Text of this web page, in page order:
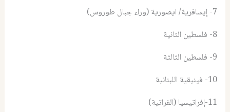
7- إيسافرية/ ايصورية (وراء جبال طوروس)
8- فلسطين الثانية
9- فلسطين الثالثة
10- فينيقية اللبنانية
11-إفراتيسيا (الفراتية)